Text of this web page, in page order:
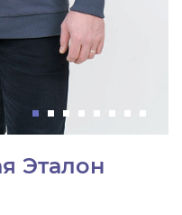
Эталон